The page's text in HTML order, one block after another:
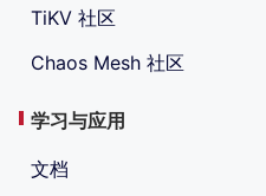
TiKV 社区
Chaos Mesh 社区
学习与应用
文档